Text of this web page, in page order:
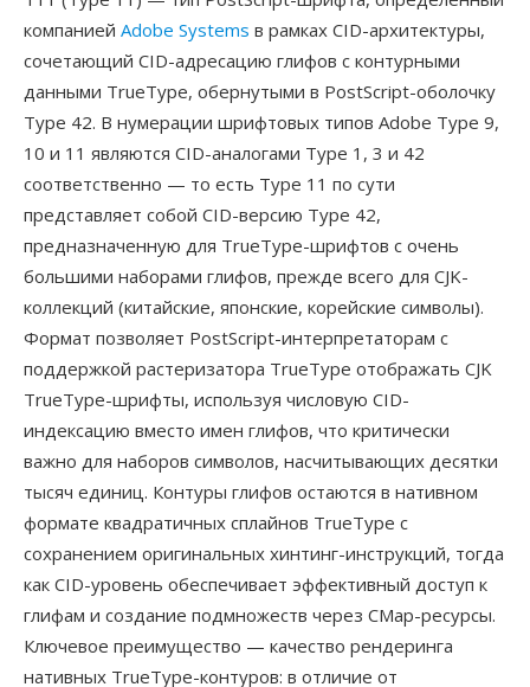
компанией Adobe Systems в рамках CID-архитектуры,
сочетающий CID-адресацию глифов с контурными
данными TrueType, обернутыми в PostScript-оболочку
Type 42. В нумерации шрифтовых типов Adobe Type 9,
10 и 11 являются CID-аналогами Type 1, 3 и 42
соответственно — то есть Type 11 по сути
представляет собой CID-версию Type 42,
предназначенную для TrueType-шрифтов с очень
большими наборами глифов, прежде всего для CJK-
коллекций (китайские, японские, корейские символы).
Формат позволяет PostScript-интерпретаторам с
поддержкой растеризатора TrueType отображать CJK
TrueType-шрифты, используя числовую CID-
индексацию вместо имен глифов, что критически
важно для наборов символов, насчитывающих десятки
тысяч единиц. Контуры глифов остаются в нативном
формате квадратичных сплайнов TrueType с
сохранением оригинальных хинтинг-инструкций, тогда
как CID-уровень обеспечивает эффективный доступ к
глифам и создание подмножеств через CMap-ресурсы.
Ключевое преимущество — качество рендеринга
нативных TrueType-контуров: в отличие от